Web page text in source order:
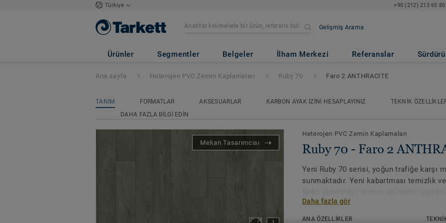
Türkiye +90 (212) 213 65 80
Gelişmiş Arama
Ürünler Segmentler Belgeler İlham Merkezi Referanslar
Ruby 70 - Faro 2 ANTHRACITE
Ana sayfa Heterojen PVC Zemin Kaplamaları Ruby 70 Faro 2 ANTHRACITE
TANIM FORMATLAR AKSESUARLAR KARBON AYAK İZINI HESAPLAYINIZ
TEKNIK
DAHA FAZLA BILGI EDIN
Mekan Tasarımcısı
Heterojen PVC Zemin Kaplamaları
Ruby 70 - Faro 2
Yeni Ruby 70 serisi, yoğun trafiğe karşı
sunmaktadır. Yeni kabartması temizlik
versiyonu bulunmaktadır. Tüm bunlar,
Yaşlı Bakım tesislerinde yoğun trafiğe
Daha fazla gör
ANA ÖZELLİKLER